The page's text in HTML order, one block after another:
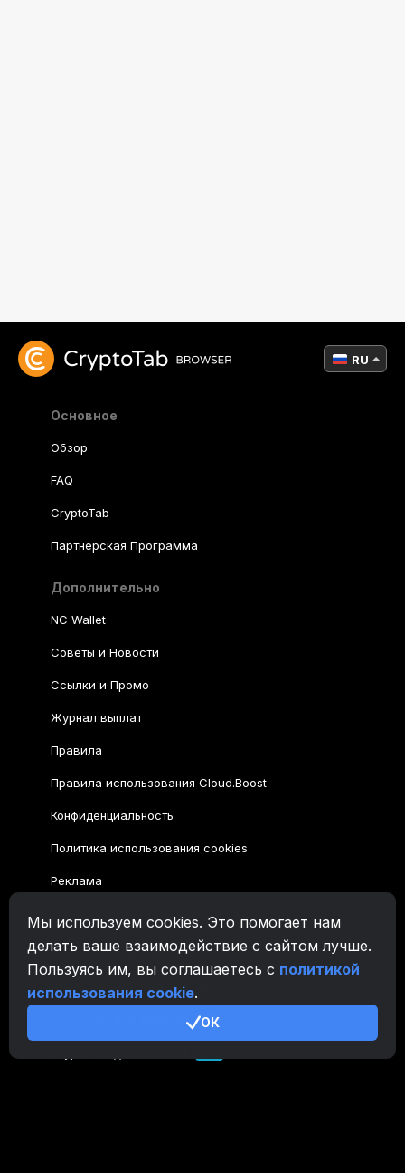
Мы используем cookies. Это помогает нам
делать ваше взаимодействие с сайтом лучше.
Пользуясь им, вы соглашаетесь с политикой
использования cookie.
ОК